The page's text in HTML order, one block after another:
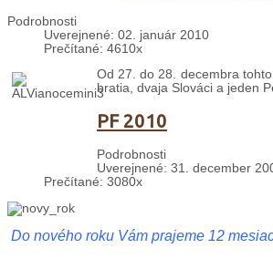
Podrobnosti
Uverejnené: 02. január 2010
Prečítané: 4610x
Od 27. do 28. decembra
bratia, dvaja Slováci a jeden
PF 2010
Podrobnosti
Uverejnené: 31. december
Prečítané: 3080x
Do nového roku Vám prajeme 12